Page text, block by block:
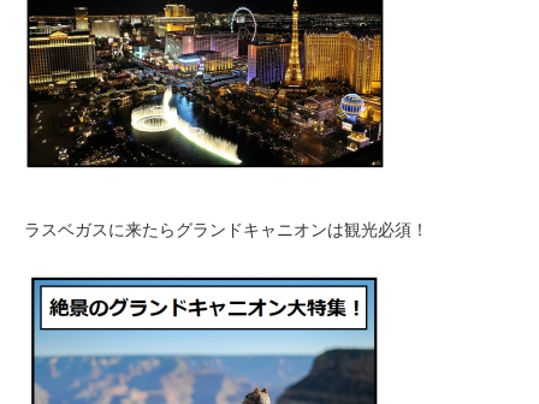
ラスベガスに来たらグランドキャニオンは観光必須！